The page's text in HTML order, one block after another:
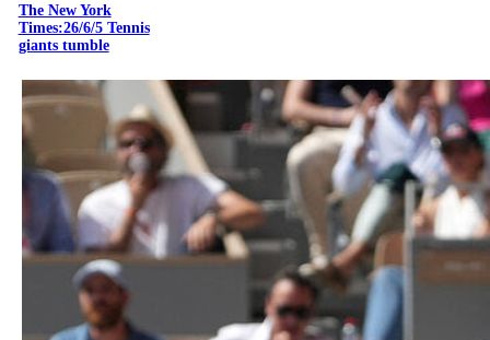
The New York
Times:26/6/5 Tennis
giants tumble